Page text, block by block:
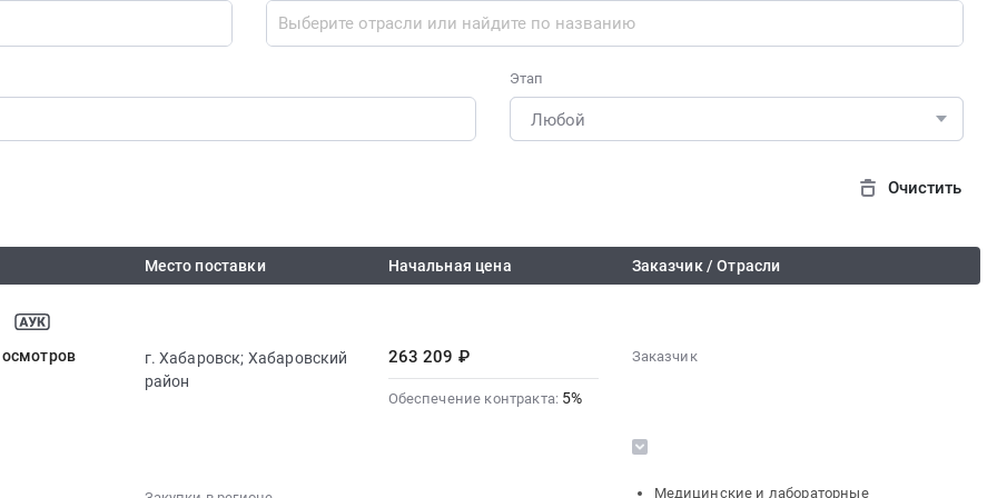
Этап
Очистить
Место поставки Начальная цена Заказчик / Отрасли
г. Хабаровск; Хабаровский
район
263 209 ₽
Обеспечение контракта: 5%
Медицинские и лабораторные
Заказчик
░░░░░░░░░░░░░░░░░░░░░░░░░░░░░░
░░░░░░░░░░░░░░░░░░░░